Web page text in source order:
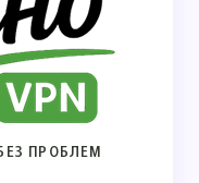
ПРОБЛЕМ